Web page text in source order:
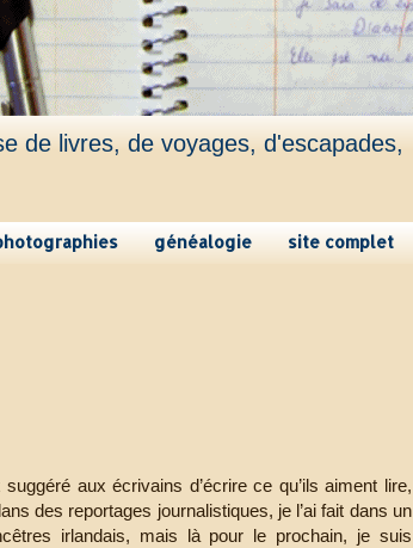
de livres, de voyages, d'escapades,
généalogie site complet
aux écrivains d’écrire ce qu’ils aiment lire,
des reportages journalistiques, je l’ai fait dans un
irlandais, mais là pour le prochain, je suis